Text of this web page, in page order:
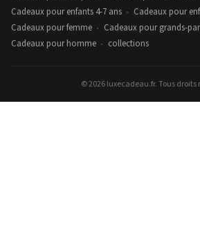
Cadeaux pour enfants 4-7 ans • Cadeaux pour
Cadeaux pour femme • Cadeaux pour grands-
Cadeaux pour homme • collections
© 2026 luxecadeau.fr. Tous droits